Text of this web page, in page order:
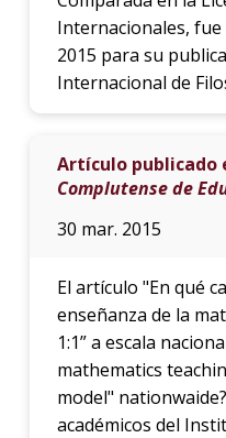
Internacionales,
2015 para su
Internacional de
Artículo publicado
Complutense de
30 mar. 2015
El artículo "En qué
enseñanza de la
1:1” a escala
mathematics
model"
académicos del